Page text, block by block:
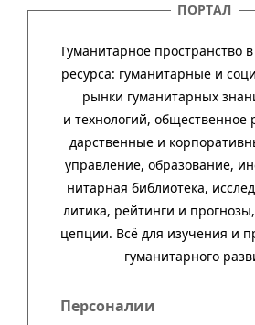
ПОРТАЛ
Гуманитарное пространство
ресурса: гума­ни­тар­ные и
рынки гума­ни­тар­ных
и техно­ло­гий, обще­ст­вен­ное
дар­ст­вен­ные и
управ­ле­ние, обра­зо­ва­ние,
нитар­ная биб­лио­тека,
ли­тика, рей­тинги и
цеп­ции. Всё для изу­че­ния и
гума­нитар­ного
Персоналии